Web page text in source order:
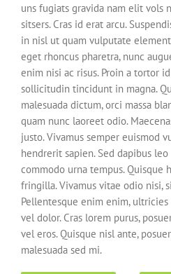
uns fugiats gravida nam elit vols
sitsers. Cras id erat arcu.
in nisl ut quam vulputate
eget rhoncus pharetra, nunc
enim nisi ac risus. Proin a tortor
sollicitudin tincidunt in magna.
malesuada dictum, orci massa
quam nunc laoreet odio.
justo. Vivamus semper euismod
hendrerit sapien. Sed dapibus
commodo urna tempus.
fringilla. Vivamus vitae odio nisi,
Pellentesque enim enim,
vel dolor. Cras lorem purus,
vel eros. Quisque nisl ante,
malesuada sed mi.